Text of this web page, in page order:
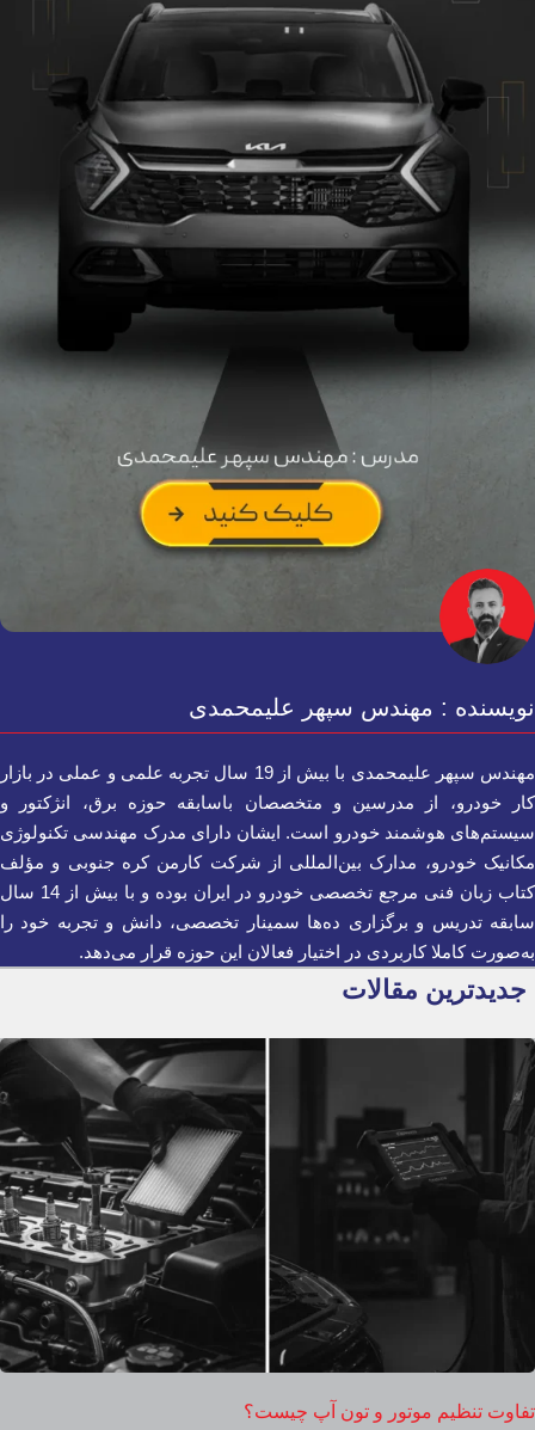
نویسنده : مهندس سپهر علیمحمدی
مهندس سپهر علیمحمدی با بیش از 19 سال تجربه علمی و عملی در بازار
کار خودرو، از مدرسین و متخصصان باسابقه حوزه برق، انژکتور و
سیستم‌های هوشمند خودرو است. ایشان دارای مدرک مهندسی تکنولوژی
مکانیک خودرو، مدارک بین‌المللی از شرکت کارمن کره جنوبی و مؤلف
کتاب زبان فنی مرجع تخصصی خودرو در ایران بوده و با بیش از 14 سال
سابقه تدریس و برگزاری ده‌ها سمینار تخصصی، دانش و تجربه خود را
به‌صورت کاملا کاربردی در اختیار فعالان این حوزه قرار می‌دهد.
جدیدترین مقالات
تفاوت تنظیم موتور و تون آپ چیست؟